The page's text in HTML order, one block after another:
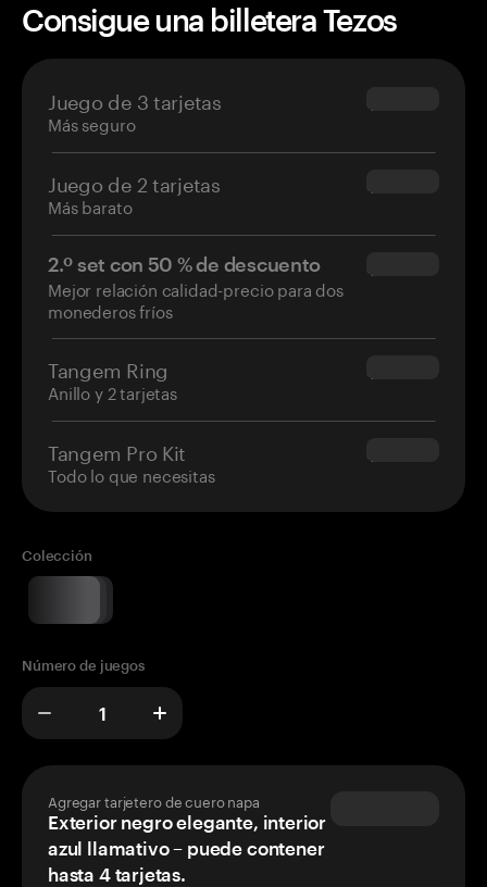
Consigue una billetera Tezos
Juego de 3 tarjetas
Más seguro
$69.90
Juego de 2 tarjetas
Más barato
$54.90
2.º set con 50 % de descuento
Mejor relación calidad-precio para dos
monederos fríos
$34.95
Tangem Ring
Anillo y 2 tarjetas
$160.00
Tangem Pro Kit
Todo lo que necesitas
$180.00
Colección
Número de juegos
Agregar tarjetero de cuero napa
Exterior negro elegante, interior
azul llamativo – puede contener
hasta 4 tarjetas.